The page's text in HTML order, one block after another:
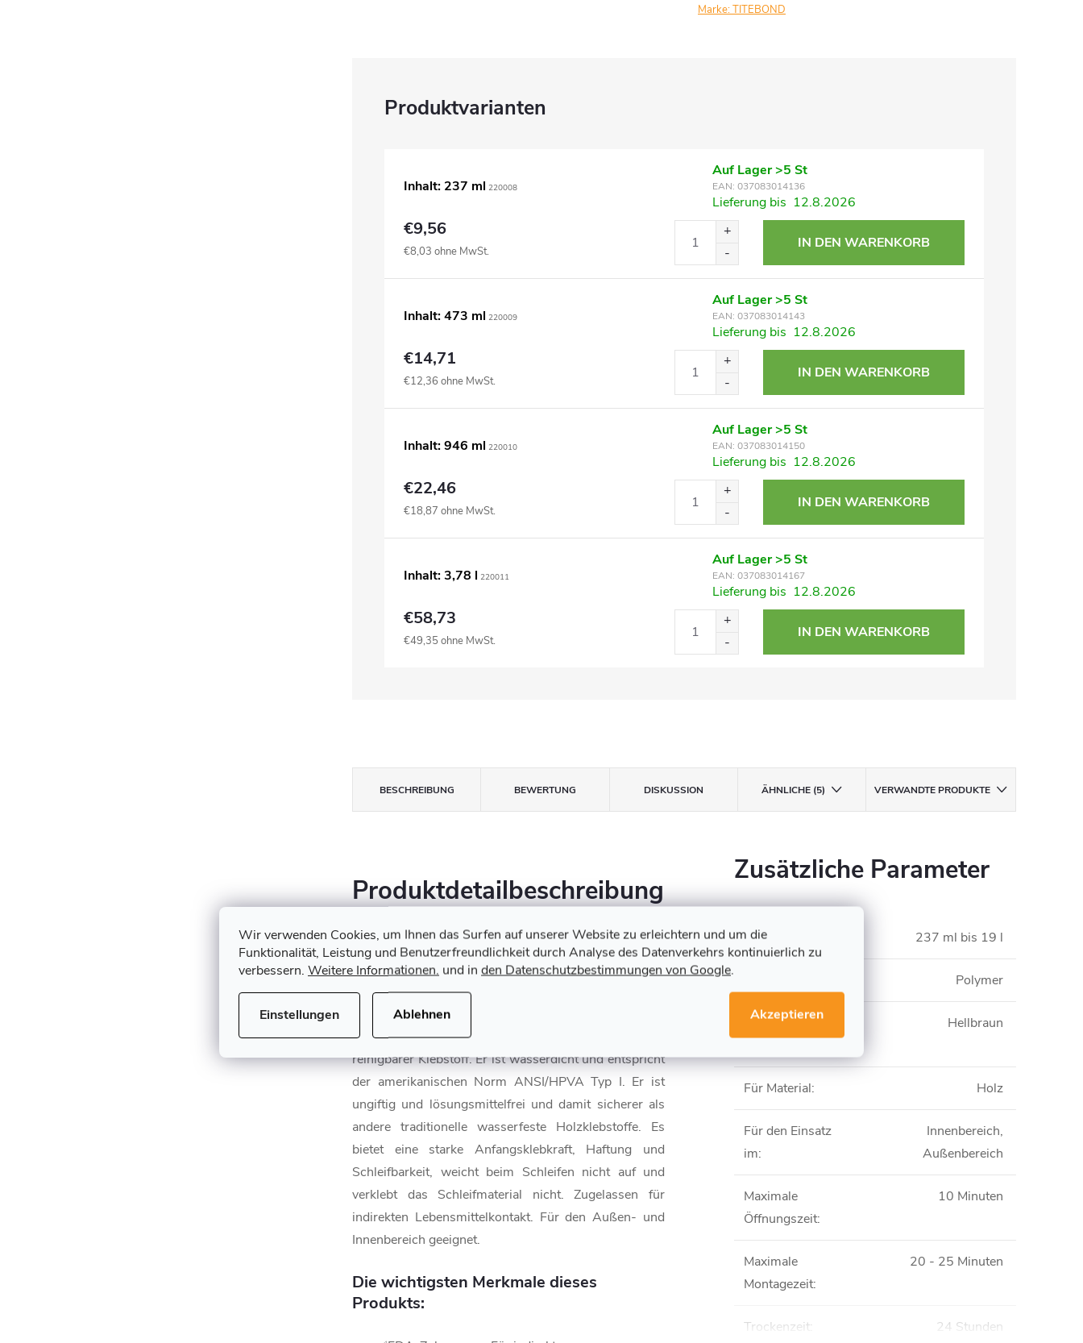
Wir verwenden Cookies, um Ihnen das Surfen auf unserer Website zu erleichtern und um die
Funktionalität, Leistung und Benutzerfreundlichkeit durch Analyse des Datenverkehrs kontinuierlich zu
verbessern. Weitere Informationen. und in den Datenschutzbestimmungen von Google.
Einstellungen Ablehnen Akzeptieren
Marke:TITEBOND
Inhalt: 237 ml 220008
Auf Lager>5 St
EAN: 037083014136
Lieferung bis 12.8.2026
€9,56
€8,03 ohne MwSt. IN DEN WARENKORB
Inhalt: 473 ml 220009
Auf Lager>5 St
EAN: 037083014143
Lieferung bis 12.8.2026
€14,71
€12,36 ohne MwSt. IN DEN WARENKORB
Inhalt: 946 ml 220010
Auf Lager>5 St
EAN: 037083014150
Lieferung bis 12.8.2026
€22,46
€18,87 ohne MwSt. IN DEN WARENKORB
Inhalt: 3,78 l 220011
Auf Lager>5 St
EAN: 037083014167
Lieferung bis 12.8.2026
€58,73
€49,35 ohne MwSt. IN DEN WARENKORB
BESCHREIBUNG BEWERTUNG DISKUSSION ÄHNLICHE (5) VERWANDTE PRODUKTE
Produktdetailbeschreibung
Titebond III Ultimate ist ein wasserbasierter und
reinigbarer Klebstoff. Er ist wasserdicht und entspricht
der amerikanischen Norm ANSI/HPVA Typ I. Er ist
ungiftig und lösungsmittelfrei und damit sicherer als
andere traditionelle wasserfeste Holzklebstoffe. Es
bietet eine starke Anfangsklebkraft, Haftung und
Schleifbarkeit, weicht beim Schleifen nicht auf und
verklebt das Schleifmaterial nicht. Zugelassen für
indirekten Lebensmittelkontakt. Für den Außen- und
Innenbereich geeignet.
Die wichtigsten Merkmale dieses
Produkts:
Zusätzliche Parameter
Inhalt 237 ml bis 19 l
Polymer
Farbe nach
Hellbraun
Für Material: Holz
Für den Einsatz
im:
Innenbereich,
Außenbereich
Maximale
Öffnungszeit:
10 Minuten
Maximale
Montagezeit:
20 - 25 Minuten
Trockenzeit: 24 Stunden